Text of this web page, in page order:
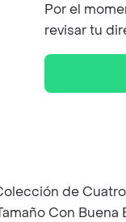
Por el
revisar tu
de
Con